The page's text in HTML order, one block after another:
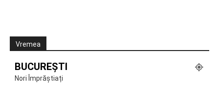
Vremea
BUCUREȘTI
Nori Împrăștiați